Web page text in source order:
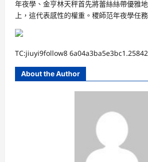
年夜學、金亨林天秤首先將蕾絲絲帶優雅
上，這代表感性的權重。稷師范年夜學任
TC:jiuyi9follow8
About the Author